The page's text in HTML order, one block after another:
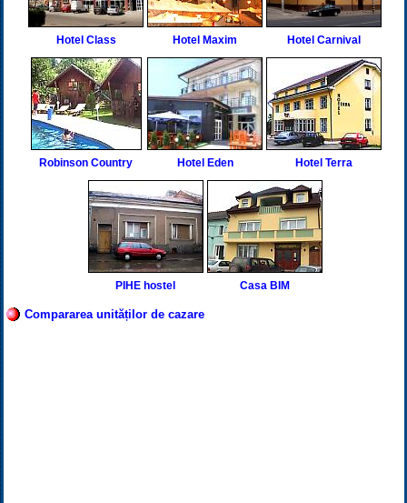
Hotel Class Hotel Maxim Hotel Carnival
Robinson Country Hotel Eden Hotel Terra
PIHE hostel Casa BIM
Compararea unităților de cazare